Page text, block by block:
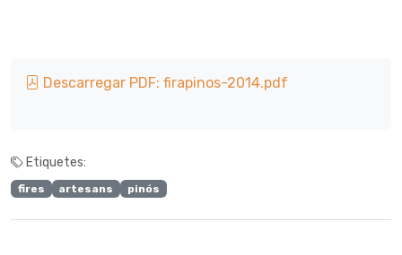
Descarregar PDF: firapinos-2014.pdf
Etiquetes:
fires artesans pinós